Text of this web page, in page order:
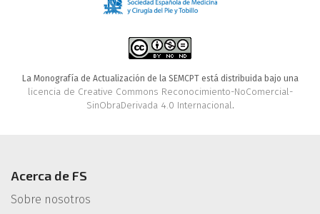
La Monografía de Actualización de la SEMCPT está distribuida bajo una
licencia de Creative Commons Reconocimiento-NoComercial-
SinObraDerivada 4.0 Internacional.
Acerca de FS
Sobre nosotros